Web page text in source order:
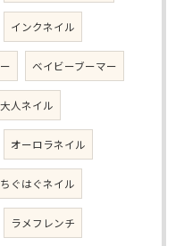
インクネイル
ベイビーブーマー
大人ネイル
オーロラネイル
ちぐはぐネイル
ラメフレンチ